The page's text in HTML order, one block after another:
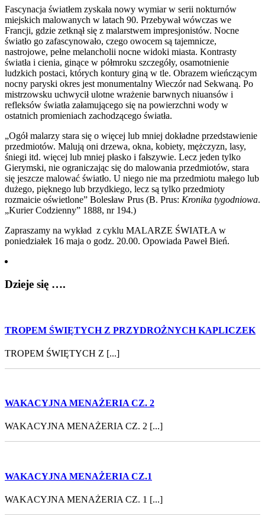
Fascynacja światłem zyskała nowy wymiar w serii nokturnów
miejskich malowanych w latach 90. Przebywał wówczas we
Francji, gdzie zetknął się z malarstwem impresjonistów. Nocne
światło go zafascynowało, czego owocem są tajemnicze,
nastrojowe, pełne melancholii nocne widoki miasta. Kontrasty
światła i cienia, ginące w półmroku szczegóły, osamotnienie
ludzkich postaci, których kontury giną w tle. Obrazem wieńczącym
nocny paryski okres jest monumentalny Wieczór nad Sekwaną. Po
mistrzowsku uchwycił ulotne wrażenie barwnych niuansów i
refleksów światła załamującego się na powierzchni wody w
ostatnich promieniach zachodzącego światła.
„Ogół malarzy stara się o więcej lub mniej dokładne przedstawienie
przedmiotów. Malują oni drzewa, okna, kobiety, mężczyzn, lasy,
śniegi itd. więcej lub mniej płasko i fałszywie. Lecz jeden tylko
Gierymski, nie ograniczając się do malowania przedmiotów, stara
się jeszcze malować światło. U niego nie ma przedmiotu małego lub
dużego, pięknego lub brzydkiego, lecz są tylko przedmioty
rozmaicie oświetlone” Bolesław Prus (B. Prus: Kronika tygodniowa.
„Kurier Codzienny” 1888, nr 194.)
Zapraszamy na wykład z cyklu MALARZE ŚWIATŁA w
poniedziałek 16 maja o godz. 20.00. Opowiada Paweł Bień.
Dzieje się ….
TROPEM ŚWIĘTYCH Z PRZYDROŻNYCH KAPLICZEK
TROPEM ŚWIĘTYCH Z [...]
WAKACYJNA MENAŻERIA CZ. 2
WAKACYJNA MENAŻERIA CZ. 2 [...]
WAKACYJNA MENAŻERIA CZ.1
WAKACYJNA MENAŻERIA CZ. 1 [...]